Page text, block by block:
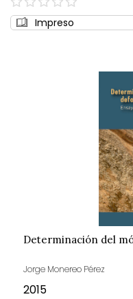
0%
Impreso
Determinación del
Jorge Monereo Pérez
2015